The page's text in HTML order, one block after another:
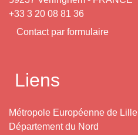
+33 3 20 08 81 36
Contact par formulaire
Liens
Métropole Européenne de Lille
Département du Nord